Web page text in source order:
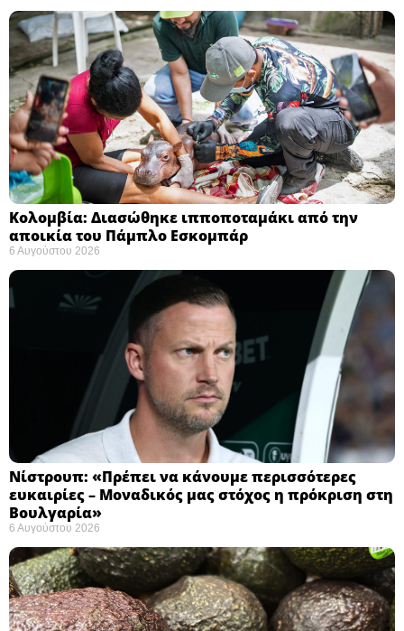
Κολομβία: Διασώθηκε ιπποποταμάκι από την
αποικία του Πάμπλο Εσκομπάρ ​
6 Αυγούστου 2026
Νίστρουπ: «Πρέπει να κάνουμε περισσότερες
ευκαιρίες – Μοναδικός μας στόχος η πρόκριση στη
Βουλγαρία» ​
6 Αυγούστου 2026